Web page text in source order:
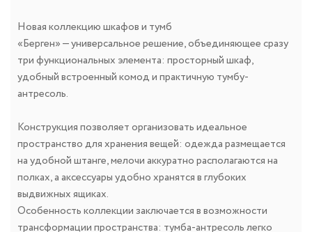
Новая коллекцию шкафов и тумб
«Берген» — универсальное решение, объединяющее сразу
три функциональных элемента: просторный шкаф,
удобный встроенный комод и практичную тумбу-
антресоль.
Конструкция позволяет организовать идеальное
пространство для хранения вещей: одежда размещается
на удобной штанге, мелочи аккуратно располагаются на
полках, а аксессуары удобно хранятся в глубоких
выдвижных ящиках.
Особенность коллекции заключается в возможности
трансформации пространства: тумба-антресоль легко